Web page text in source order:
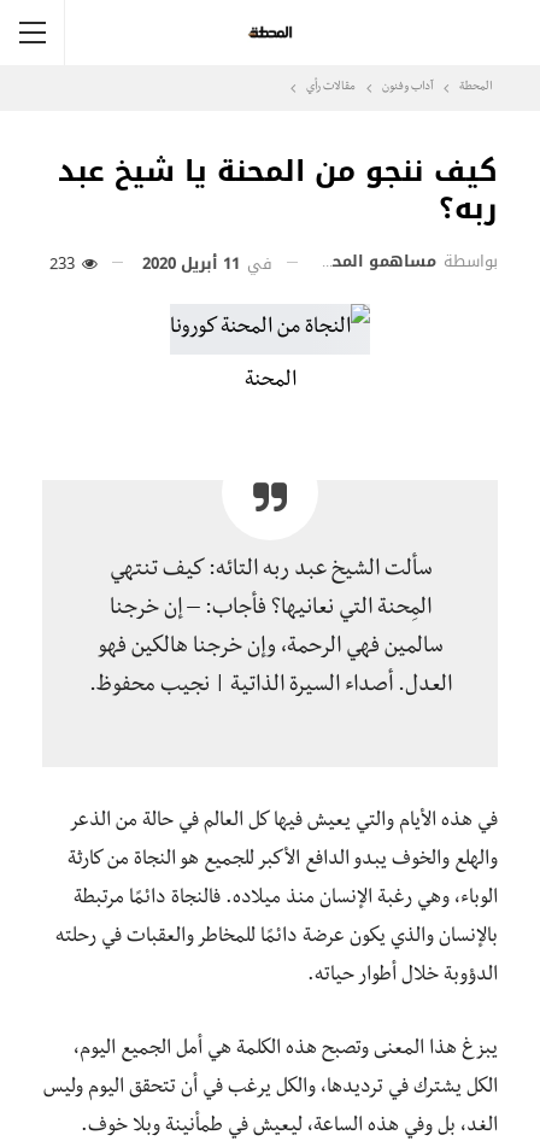
المحطة آداب وفنون مقالات رأي
كيف ننجو من المحنة يا شيخ عبد
ربه؟
بواسطة مساهمو المحطة في 11 أبريل 2020
المحنة
سألت الشيخ عبد ربه التائه: كيف تنتهي
المِحنة التي نعانيها؟ فأجاب: – إن خرجنا
سالمين فهي الرحمة، وإن خرجنا هالكين فهو
العدل. أصداء السيرة الذاتية | نجيب محفوظ.
في هذه الأيام والتي يعيش فيها كل العالم في حالة من الذعر
والهلع والخوف يبدو الدافع الأكبر للجميع هو النجاة من كارثة
الوباء، وهي رغبة الإنسان منذ ميلاده. فالنجاة دائمًا مرتبطة
بالإنسان والذي يكون عرضة دائمًا للمخاطر والعقبات في رحلته
الدؤوبة خلال أطوار حياته.
يبزغ هذا المعنى وتصبح هذه الكلمة هي أمل الجميع اليوم،
الكل يشترك في ترديدها، والكل يرغب في أن تتحقق اليوم وليس
الغد، بل وفي هذه الساعة، ليعيش في طمأنينة وبلا خوف.